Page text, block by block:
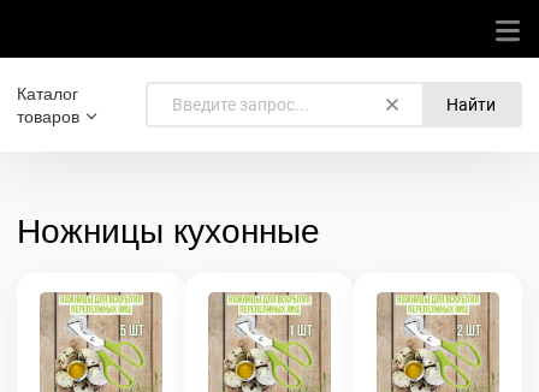
Каталог
товаров
Найти
Ножницы кухонные